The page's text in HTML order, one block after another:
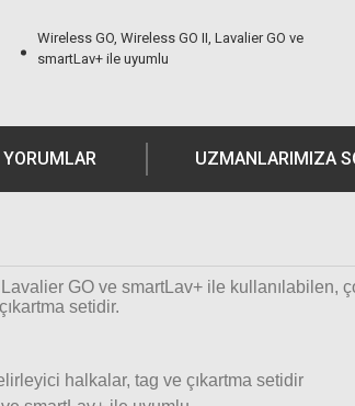
Wireless GO, Wireless GO II, Lavalier GO ve
smartLav+ ile uyumlu
YORUMLAR UZMANLARIMIZA
GO ve smartLav+ ile kullanılabilen,
setidir.
halkalar, tag ve çıkartma setidir